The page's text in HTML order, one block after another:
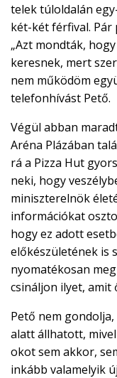
telek túloldalán
két-két férfival. Pár
„Azt mondták,
keresnek, mert
nem működöm
telefonhívást Pető.
Végül abban
Aréna Plázában
rá a Pizza Hut
neki, hogy
miniszterelnök
információkat
hogy ez adott
előkészületének is
nyomatékosan
csináljon ilyet, amit
Pető nem
alatt állhatott,
okot sem akkor,
inkább valamelyik